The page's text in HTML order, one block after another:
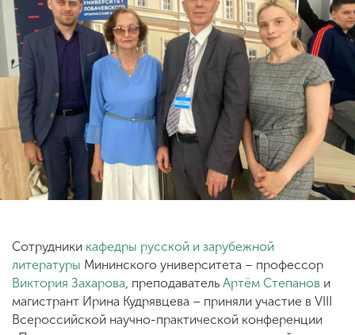
ENG SPN CHI
Приемная
комиссия
+7 (831) 262-26-20
Сотрудники кафедры русской и зарубежной
литературы Мининского университета – профессор
Виктория Захарова , преподаватель Артём Степанов и
магистрант Ирина Кудрявцева – приняли участие в VIII
Всероссийской научно-практической конференции